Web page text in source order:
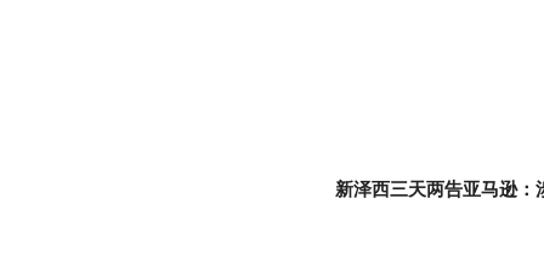
新泽西三天两告亚马逊：